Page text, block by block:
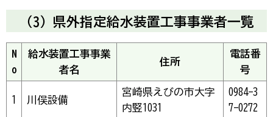
（3）県外指定給水装置工事事業者一覧
N
o
給水装置工事事業
者名
住所
電話番
号
1 川俣設備
宮崎県えびの市大字
内竪1031
0984-3
7-0272